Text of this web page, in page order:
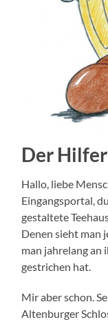
Der
Hallo, liebe
Eingangsportal,
gestaltete
Denen sieht man
man jahrelang an
gestrichen hat.
Mir aber schon.
Altenburger